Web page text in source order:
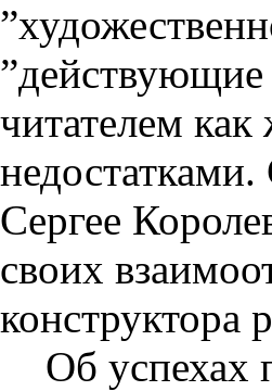
”действующие
читателем
Сергее
своих
конструктора
Об успехах